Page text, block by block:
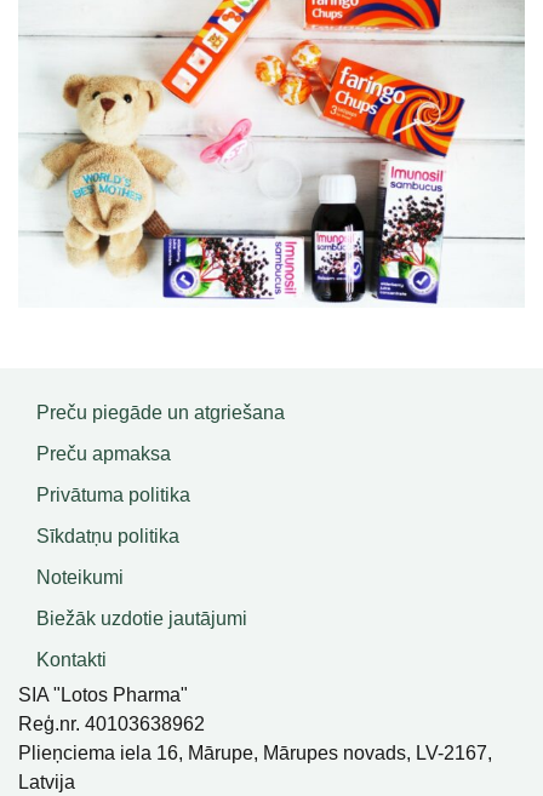
Preču piegāde un atgriešana
Preču apmaksa
Privātuma politika
Sīkdatņu politika
Noteikumi
Biežāk uzdotie jautājumi
Kontakti
SIA "Lotos Pharma"
Reģ.nr. 40103638962
Plieņciema iela 16, Mārupe, Mārupes novads, LV-2167,
Latvija